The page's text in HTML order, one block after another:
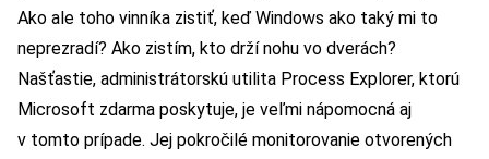
Ako ale toho vinníka zistiť, keď Windows ako taký mi to
neprezradí? Ako zistím, kto drží nohu vo dverách?
Našťastie, administrátorskú utilita Process Explorer, ktorú
Microsoft zdarma poskytuje, je veľmi nápomocná aj
v tomto prípade. Jej pokročilé monitorovanie otvorených